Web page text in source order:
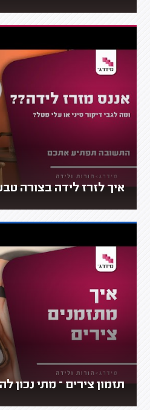
איך לזרז לידה בצורה
תזמון צירים – מתי נכון